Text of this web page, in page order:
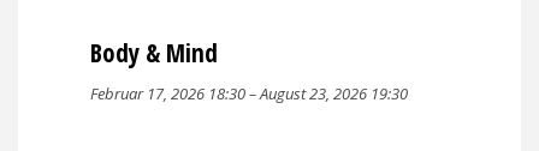
Body & Mind
Februar 17, 2026 18:30–August 23, 2026 19:30